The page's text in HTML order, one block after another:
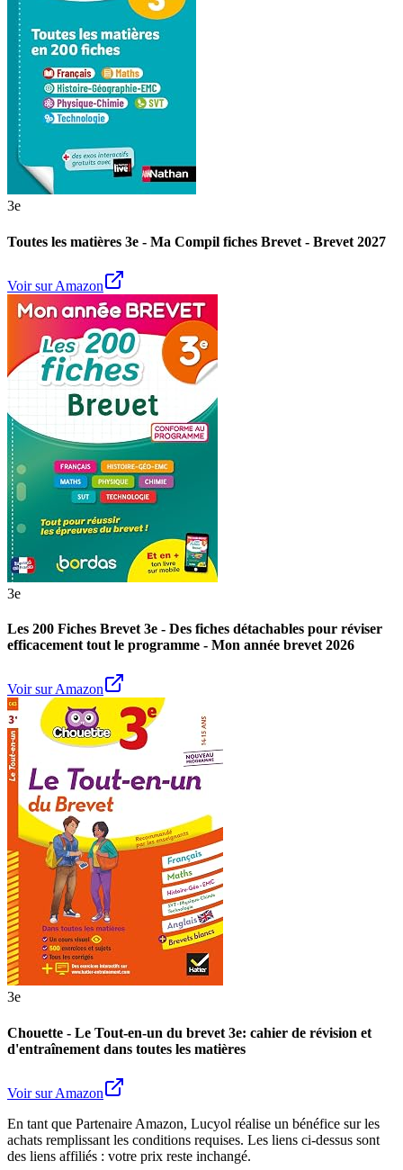
3e
Toutes les matières 3e - Ma Compil fiches Brevet - Brevet 2027
Voir sur Amazon
3e
Les 200 Fiches Brevet 3e - Des fiches détachables pour réviser
efficacement tout le programme - Mon année brevet 2026
Voir sur Amazon
3e
Chouette - Le Tout-en-un du brevet 3e: cahier de révision et
d'entraînement dans toutes les matières
Voir sur Amazon
En tant que Partenaire Amazon, Lucyol réalise un bénéfice sur les
achats remplissant les conditions requises. Les liens ci-dessus sont
des liens affiliés : votre prix reste inchangé.